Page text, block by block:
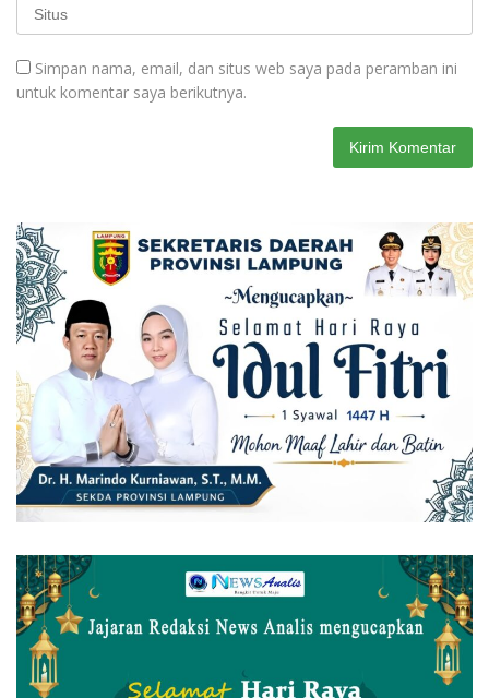
Simpan nama, email, dan situs web saya pada peramban ini
untuk komentar saya berikutnya.